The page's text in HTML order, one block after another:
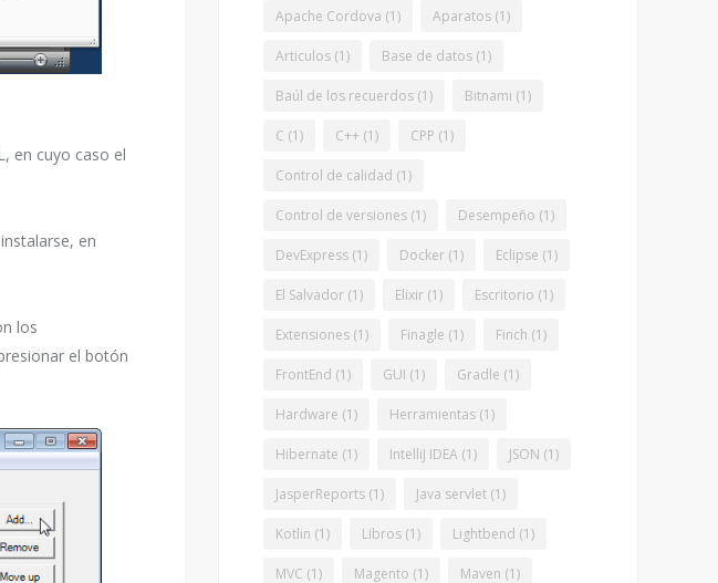
en cuyo caso el
en
los
el botón
Apache Cordova (1) Aparatos (1)
Articulos (1) Base de datos (1)
Baúl de los recuerdos (1) Bitnami (1)
C (1) C++ (1) CPP (1)
Control de calidad (1)
Control de versiones (1) Desempeño (1)
DevExpress (1) Docker (1) Eclipse (1)
El Salvador (1) Elixir (1) Escritorio (1)
Extensiones (1) Finagle (1) Finch (1)
FrontEnd (1) GUI (1) Gradle (1)
Hardware (1) Herramientas (1)
Hibernate (1) IntelliJ IDEA (1) JSON (1)
JasperReports (1) Java servlet (1)
Kotlin (1) Libros (1) Lightbend (1)
MVC (1) Magento (1) Maven (1)